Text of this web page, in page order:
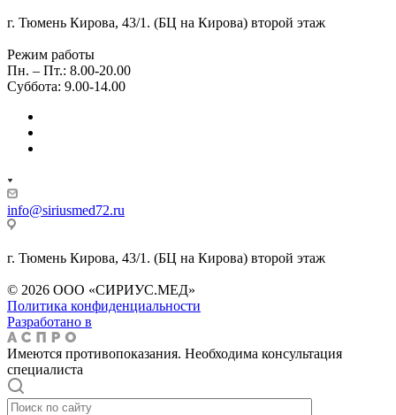
г. Тюмень Кирова, 43/1. (БЦ на Кирова) второй этаж
Режим работы
Пн. – Пт.: 8.00-20.00
Суббота: 9.00-14.00
info@siriusmed72.ru
г. Тюмень Кирова, 43/1. (БЦ на Кирова) второй этаж
© 2026 ООО «СИРИУС.МЕД»
Политика конфиденциальности
Разработано в
Имеются противопоказания. Необходима консультация
специалиста